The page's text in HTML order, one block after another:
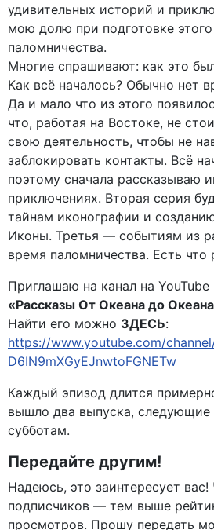
удивительных историй и
мою долю при подготовке
паломничества.
Многие спрашивают: как это
Как всё началось? Обычно нет
Да и мало что из этого
что, работая на Востоке, не
свою деятельность, чтобы не
заблокировать контакты. Всё
поэтому сначала рассказываю
приключениях. Вторая серия
тайнам иконографии и
Иконы. Третья — событиям из
время паломничества. Есть что
Приглашаю на канал на
«Рассказы От Океана до
Найти его можно ЗДЕСЬ:
https://www.youtube.com/
D6IN9mXGyEJnwtoFGNETw
Каждый эпизод длится
вышло два выпуска, следующие
субботам.
Передайте другим!
Надеюсь, это заинтересует
подписчиков — тем выше
просмотров. Прошу передать